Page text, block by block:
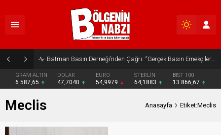
Batman Basın Derneği’nden Çağrı: “Gerçek Basın Emekçileri Desteklenmeli”
GRAM ALTIN
6.587,65
DOLAR
47,7040
EURO
54,9979
STERLİN
64,1883
BIST 100
13.866,67
Meclis Anasayfa Etiket:Meclis